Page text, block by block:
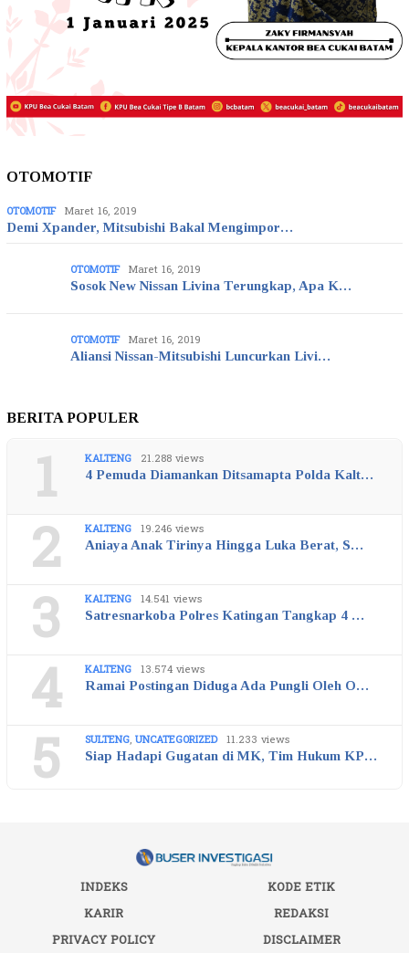
OTOMOTIF
OTOMOTIF Maret 16, 2019
Demi Xpander, Mitsubishi Bakal Mengimpor…
OTOMOTIF Maret 16, 2019
Sosok New Nissan Livina Terungkap, Apa K…
OTOMOTIF Maret 16, 2019
Aliansi Nissan-Mitsubishi Luncurkan Livi…
BERITA POPULER
1 KALTENG 21.288 views
4 Pemuda Diamankan Ditsamapta Polda Kalt…
2 KALTENG 19.246 views
Aniaya Anak Tirinya Hingga Luka Berat, S…
3 KALTENG 14.541 views
Satresnarkoba Polres Katingan Tangkap 4 …
4 KALTENG 13.574 views
Ramai Postingan Diduga Ada Pungli Oleh O…
5 SULTENG, UNCATEGORIZED 11.233 views
Siap Hadapi Gugatan di MK, Tim Hukum KP…
INDEKS
KODE ETIK
KARIR
REDAKSI
PRIVACY POLICY
DISCLAIMER